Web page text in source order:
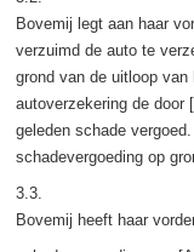
Bovemij legt aan haar
verzuimd de auto te
grond van de uitloop
autoverzekering de door
geleden schade
schadevergoeding op
3.3.
Bovemij heeft haar